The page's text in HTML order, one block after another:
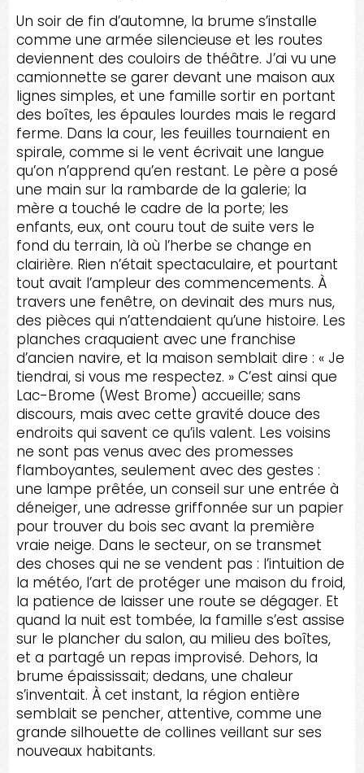
Un soir de fin d’automne, la brume s’installe
comme une armée silencieuse et les routes
deviennent des couloirs de théâtre. J’ai vu une
camionnette se garer devant une maison aux
lignes simples, et une famille sortir en portant
des boîtes, les épaules lourdes mais le regard
ferme. Dans la cour, les feuilles tournaient en
spirale, comme si le vent écrivait une langue
qu’on n’apprend qu’en restant. Le père a posé
une main sur la rambarde de la galerie; la
mère a touché le cadre de la porte; les
enfants, eux, ont couru tout de suite vers le
fond du terrain, là où l’herbe se change en
clairière. Rien n’était spectaculaire, et pourtant
tout avait l’ampleur des commencements. À
travers une fenêtre, on devinait des murs nus,
des pièces qui n’attendaient qu’une histoire. Les
planches craquaient avec une franchise
d’ancien navire, et la maison semblait dire : « Je
tiendrai, si vous me respectez. » C’est ainsi que
Lac-Brome (West Brome) accueille; sans
discours, mais avec cette gravité douce des
endroits qui savent ce qu’ils valent. Les voisins
ne sont pas venus avec des promesses
flamboyantes, seulement avec des gestes :
une lampe prêtée, un conseil sur une entrée à
déneiger, une adresse griffonnée sur un papier
pour trouver du bois sec avant la première
vraie neige. Dans le secteur, on se transmet
des choses qui ne se vendent pas : l’intuition de
la météo, l’art de protéger une maison du froid,
la patience de laisser une route se dégager. Et
quand la nuit est tombée, la famille s’est assise
sur le plancher du salon, au milieu des boîtes,
et a partagé un repas improvisé. Dehors, la
brume épaississait; dedans, une chaleur
s’inventait. À cet instant, la région entière
semblait se pencher, attentive, comme une
grande silhouette de collines veillant sur ses
nouveaux habitants.